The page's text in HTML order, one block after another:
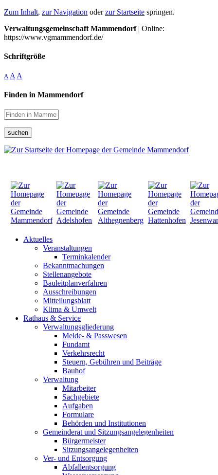
Zum Inhalt, zur Navigation oderzur Startseite springen.
Verwaltungsgemeinschaft Mammendorf| Online:
https://www.vgmammendorf.de/
Schriftgröße
A A A
Finden in Mammendorf
suchen
Aktuelles
Veranstaltungen
Terminkalender
Bekanntmachungen
Stellenangebote
Bauleitplanverfahren
Ausschreibungen
Mitteilungsblatt
Klima & Umwelt
Rathaus & Service
Verwaltungsgliederung
Melde- & Passwesen
Fundamt
Verkehrsrecht
Steuern, Gebühren und Beiträge
Bauhof
Verwaltung
Mitarbeiter
Sachgebiete
Aufgaben
Formulare
Behörden und Institutionen
Gemeinderat und Sitzungsangelegenheiten
Bürgermeister
Sitzungsangelegenheiten
Ver- und Entsorgung
Abfallentsorgung